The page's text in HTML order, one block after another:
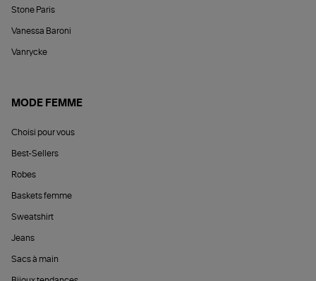
Stone Paris
Vanessa Baroni
Vanrycke
MODE FEMME
Choisi pour vous
Best-Sellers
Robes
Baskets femme
Sweatshirt
Jeans
Sacs à main